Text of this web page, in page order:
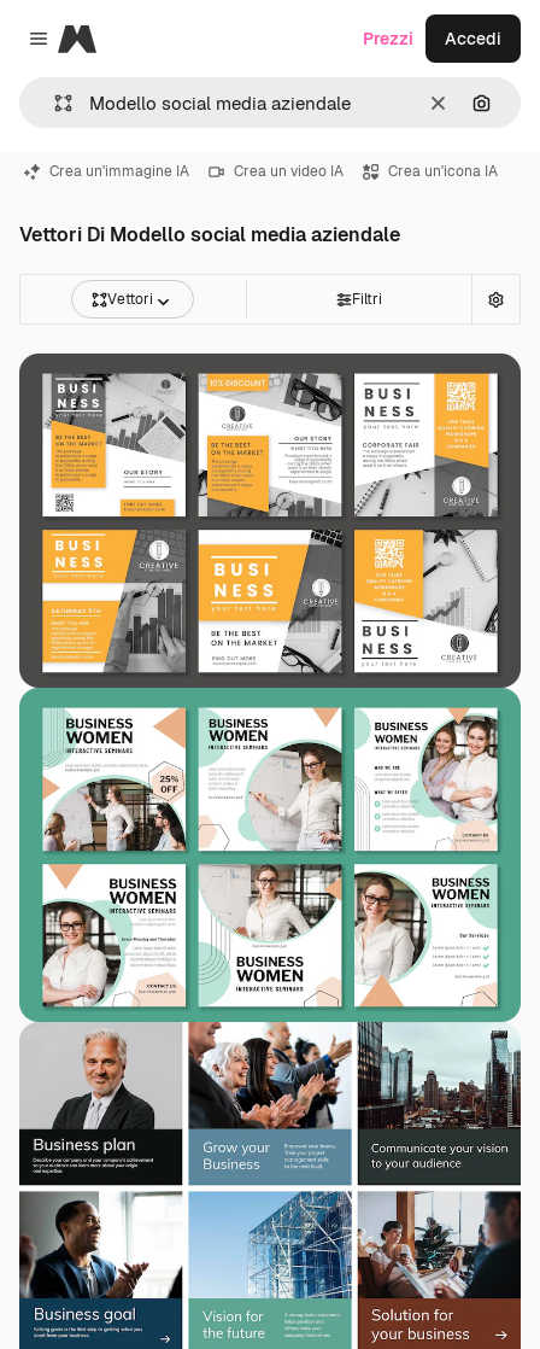
Close menu
Magnific
CancellaCerca
Prezzi Accedi
Crea un'immagine IA Crea un video IA Crea un'icona IA
Vettori Di Modello social media aziendale
Vettori Filtri